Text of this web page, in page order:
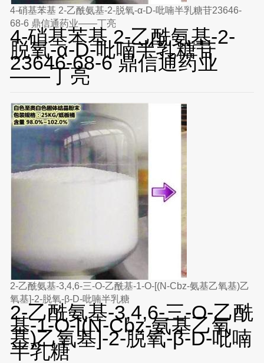
4-硝基苯基 2-乙酰氨基-2-脱氧-α-D-吡喃半乳糖苷23646-
68-6 鼎信通药业——丁亮
4-硝基苯基 2-乙酰氨基-2-
脱氧-α-D-吡喃半乳糖苷
23646-68-6 鼎信通药业
——丁亮
2-乙酰氨基-3,4,6-三-O-乙酰基-1-O-[(N-Cbz-氨基乙氧基)乙
氧基]-2-脱氧-β-D-吡喃半乳糖
2-乙酰氨基-3,4,6-三-O-乙酰
基-1-O-[(N-Cbz-氨基乙氧
基)乙氧基]-2-脱氧-β-D-吡喃
半乳糖